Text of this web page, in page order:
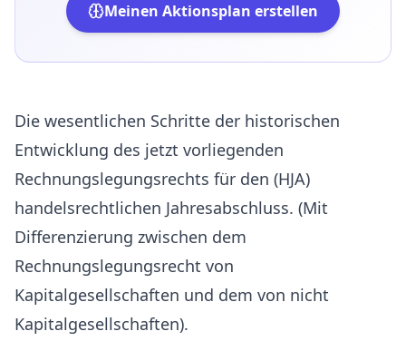
Meinen Aktionsplan erstellen
Die wesentlichen Schritte der historischen
Entwicklung des jetzt vorliegenden
Rechnungslegungsrechts für den (HJA)
handelsrechtlichen Jahresabschluss. (Mit
Differenzierung zwischen dem
Rechnungslegungsrecht von
Kapitalgesellschaften und dem von nicht
Kapitalgesellschaften).